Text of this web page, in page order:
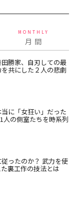
MONTHLY
月 間
田勝家、自刃しての最
共にした２人の悲劇
当に「女狂い」だった
人の側室たちを時系列
ったのか？ 武力を使
裏工作の技法とは